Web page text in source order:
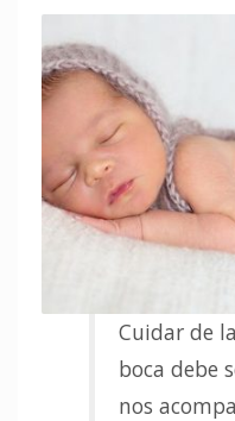
Cuidar de
boca debe
nos